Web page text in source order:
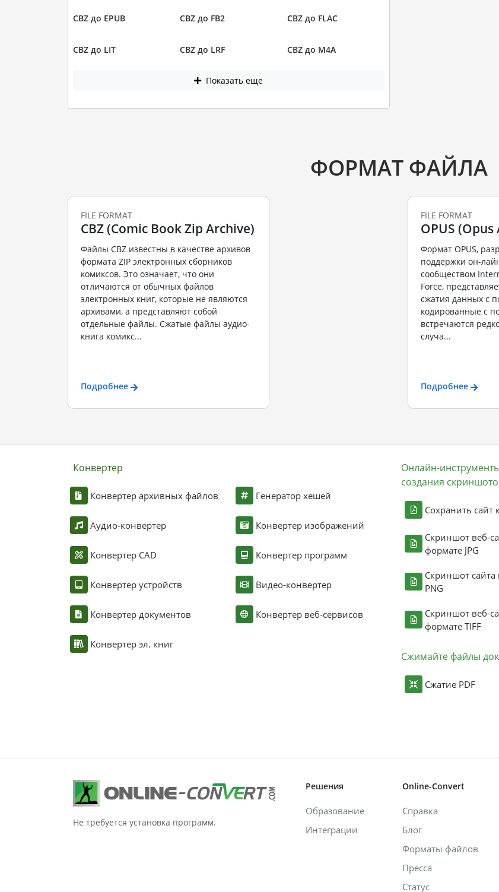
CBZ до EPUB CBZ до FB2 CBZ до FLAC
CBZ до LIT CBZ до LRF CBZ до M4A
Показать еще
ФОРМАТ ФАЙЛА
FILE FORMAT
CBZ (Comic Book Zip Archive)
Файлы CBZ известны в качестве архивов
формата ZIP электронных сборников
комиксов. Это означает, что они
отличаются от обычных файлов
электронных книг, которые не являются
архивами, а представляют собой
отдельные файлы. Сжатые файлы аудио-
книга комикс...
Подробнее
FILE FORMAT
OPUS
Формат OPUS,
поддержки он-
сообществом
Force,
сжатия данных с
кодированные с
встречаются
случа...
Подробнее
Конвертер
Конвертер архивных файлов
Аудио-конвертер
Конвертер CAD
Конвертер устройств
Конвертер документов
Конвертер эл. книг
Генератор хешей
Конвертер изображений
Конвертер программ
Видео-конвертер
Конвертер веб-сервисов
Онлайн-
создания
Сохранить сайт
Скриншот веб-
формате JPG
Скриншот сайта
PNG
Скриншот веб-
формате TIFF
Сжимайте файлы
Сжатие PDF
Не требуется установка программ.
Решения
Образование
Интеграции
Online-Convert
Справка
Блог
Форматы файлов
Пресса
Статус